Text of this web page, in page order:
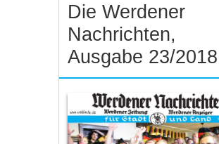
Die Werdener
Nachrichten,
Ausgabe 23/2018